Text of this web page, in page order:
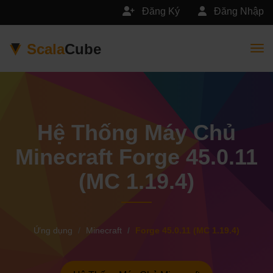
Đăng Nhập
Đăng Ký
ScalaCube
Hệ Thống Máy Chủ
Minecraft Forge 45.0.11
(MC 1.19.4)
Ứng dụng Minecraft Forge 45.0.11 (MC 1.19.4)